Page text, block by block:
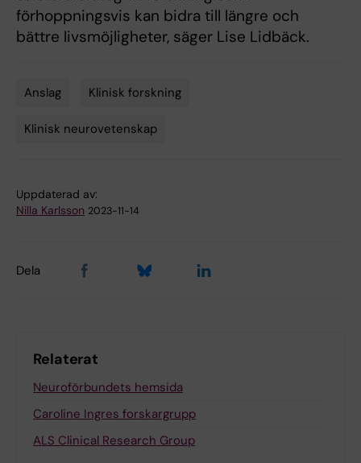
förhoppningsvis kan bidra till längre och
bättre livsmöjligheter, säger Lise Lidbäck.
Anslag Klinisk forskning
Klinisk neurovetenskap
Uppdaterad av:
Nilla Karlsson 2023-11-14
Dela
Relaterat
Neuroförbundets hemsida
Caroline Ingres forskargrupp
ALS Clinical Research Group